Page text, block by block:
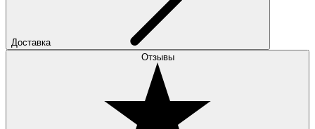
Доставка
Отзывы